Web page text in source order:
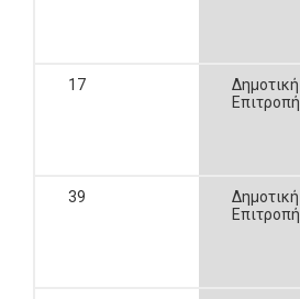
17
Δημοτική
Επιτροπή
39
Δημοτική
Επιτροπή